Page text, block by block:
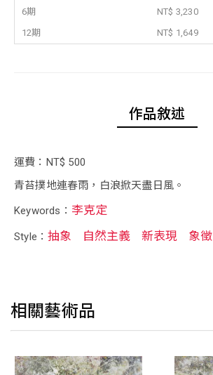
6期
NT$ 3,230
12期
NT$ 1,649
作品敘述
運費：NT$ 500
青苔撲地連春雨，白浪掀天盡日風。
Keywords： 李克定
Style：抽象 自然主義 新表現 象徵
相關藝術品